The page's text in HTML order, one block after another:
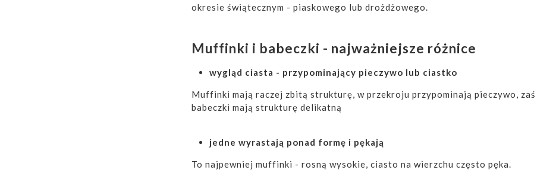
okresie świątecznym - piaskowego lub drożdżowego.
Muffinki i babeczki - najważniejsze różnice
wygląd ciasta - przypominający pieczywo lub ciastko
Muffinki mają raczej zbitą strukturę, w przekroju przypominają pieczywo, zaś
babeczki mają strukturę delikatną
jedne wyrastają ponad formę i pękają
To najpewniej muffinki - rosną wysokie, ciasto na wierzchu często pęka.